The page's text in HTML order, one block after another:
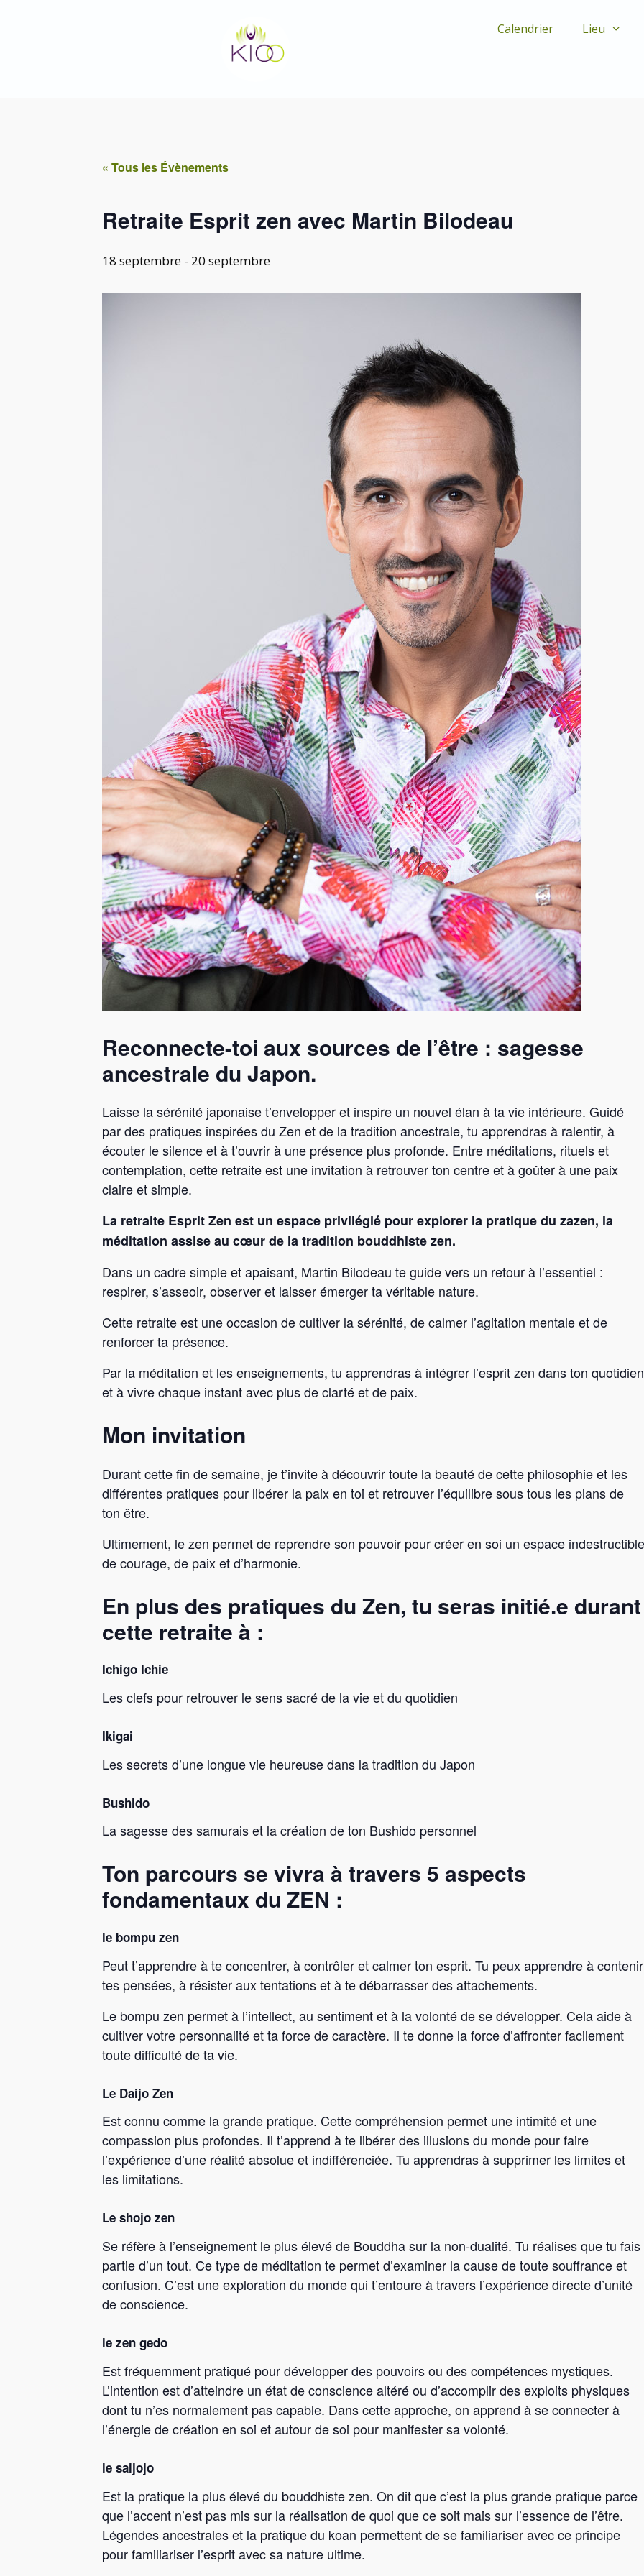
Calendrier Lieu
« Tous les Évènements
Retraite Esprit zen avec Martin Bilodeau
18 septembre - 20 septembre
Reconnecte-toi aux sources de l’être : sagesse
ancestrale du Japon.
Laisse la sérénité japonaise t’envelopper et inspire un nouvel élan à ta vie intérieure. Guidé
par des pratiques inspirées du Zen et de la tradition ancestrale, tu apprendras à ralentir, à
écouter le silence et à t’ouvrir à une présence plus profonde. Entre méditations, rituels et
contemplation, cette retraite est une invitation à retrouver ton centre et à goûter à une paix
claire et simple.
La retraite Esprit Zen est un espace privilégié pour explorer la pratique du zazen, la
méditation assise au cœur de la tradition bouddhiste zen.
Dans un cadre simple et apaisant, Martin Bilodeau te guide vers un retour à l’essentiel :
respirer, s’asseoir, observer et laisser émerger ta véritable nature.
Cette retraite est une occasion de cultiver la sérénité, de calmer l’agitation mentale et de
renforcer ta présence.
Par la méditation et les enseignements, tu apprendras à intégrer l’esprit zen dans ton quotidien
et à vivre chaque instant avec plus de clarté et de paix.
Mon invitation
Durant cette fin de semaine, je t’invite à découvrir toute la beauté de cette philosophie et les
différentes pratiques pour libérer la paix en toi et retrouver l’équilibre sous tous les plans de
ton être.
Ultimement, le zen permet de reprendre son pouvoir pour créer en soi un espace indestructible
de courage, de paix et d’harmonie.
En plus des pratiques du Zen, tu seras initié.e durant
cette retraite à :
Ichigo Ichie
Les clefs pour retrouver le sens sacré de la vie et du quotidien
Ikigai
Les secrets d’une longue vie heureuse dans la tradition du Japon
Bushido
La sagesse des samurais et la création de ton Bushido personnel
Ton parcours se vivra à travers 5 aspects
fondamentaux du ZEN :
le bompu zen
Peut t’apprendre à te concentrer, à contrôler et calmer ton esprit. Tu peux apprendre à contenir
tes pensées, à résister aux tentations et à te débarrasser des attachements.
Le bompu zen permet à l’intellect, au sentiment et à la volonté de se développer. Cela aide à
cultiver votre personnalité et ta force de caractère. Il te donne la force d’affronter facilement
toute difficulté de ta vie.
Le Daijo Zen
Est connu comme la grande pratique. Cette compréhension permet une intimité et une
compassion plus profondes. Il t’apprend à te libérer des illusions du monde pour faire
l’expérience d’une réalité absolue et indifférenciée. Tu apprendras à supprimer les limites et
les limitations.
Le shojo zen
Se réfère à l’enseignement le plus élevé de Bouddha sur la non-dualité. Tu réalises que tu fais
partie d’un tout. Ce type de méditation te permet d’examiner la cause de toute souffrance et
confusion. C’est une exploration du monde qui t’entoure à travers l’expérience directe d’unité
de conscience.
le zen gedo
Est fréquemment pratiqué pour développer des pouvoirs ou des compétences mystiques.
L’intention est d’atteindre un état de conscience altéré ou d’accomplir des exploits physiques
dont tu n’es normalement pas capable. Dans cette approche, on apprend à se connecter à
l’énergie de création en soi et autour de soi pour manifester sa volonté.
le saijojo
Est la pratique la plus élevé du bouddhiste zen. On dit que c’est la plus grande pratique parce
que l’accent n’est pas mis sur la réalisation de quoi que ce soit mais sur l’essence de l’être.
Légendes ancestrales et la pratique du koan permettent de se familiariser avec ce principe
pour familiariser l’esprit avec sa nature ultime.